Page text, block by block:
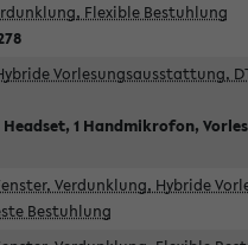
Flexible Bestuhlung
Vorlesungsausstattung,
Headset, 1 Handmikrofon,
Verdunklung, Hybride
Bestuhlung